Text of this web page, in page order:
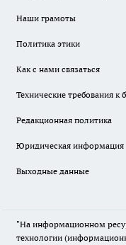
Наши грамоты
Политика этики
Как с нами связаться
Технические требования
Редакционная политика
Юридическая информация
Выходные данные
"На информационном
технологии